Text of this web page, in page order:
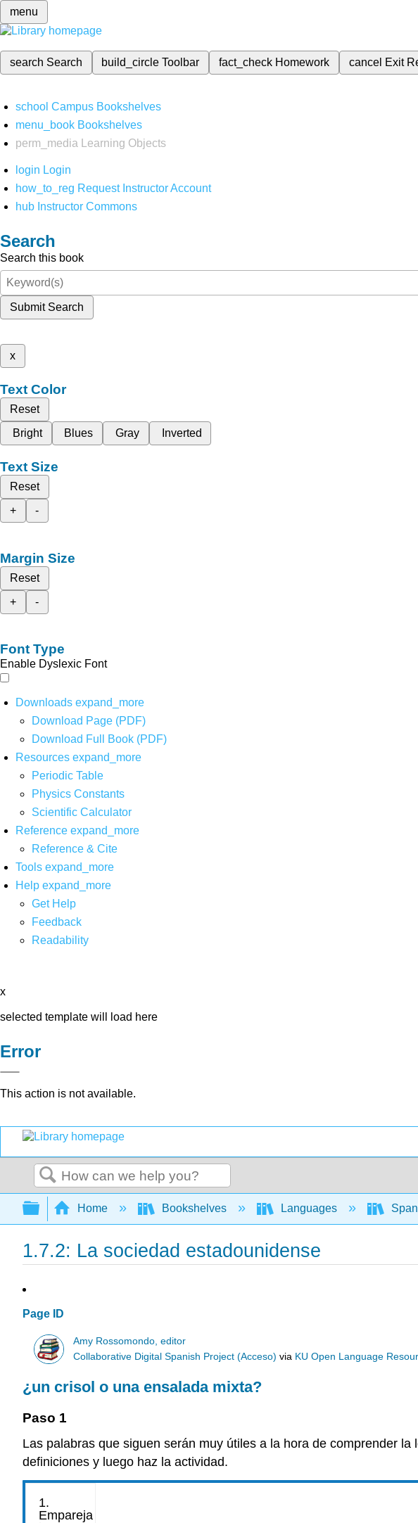
menu
search Search build_circleToolbar fact_check Homework cancel Exit
school Campus Bookshelves
menu_book Bookshelves
perm_media
Learning Objects
login Login
how_to_reg Request Instructor Account
hub Instructor Commons
Search
Search this book
Submit Search
x
Text Color
Reset
Bright
Blues Gray Inverted
Text Size
Reset
+
-
Margin Size
Reset
+
-
Font Type
Enable Dyslexic Font
Downloads expand_more
Download Page (PDF)
Download Full Book (PDF)
Resources expand_more
Periodic Table
Physics Constants
Scientific Calculator
Reference expand_more
Reference & Cite
Tools expand_more
Help expand_more
Get Help
Feedback
Readability
x
selected template will load here
Error
This action is not available.
Search
Expand/collapse global hierarchy
Home Bookshelves Languages
1.7.2: La sociedad estadounidense
Page ID
Amy Rossomondo, editor
Collaborative Digital Spanish Project (Acceso) via KU Open Language
¿un crisol o una ensalada mixta?
Paso 1
Las palabras que siguen serán muy útiles a la hora de comprender
definiciones y luego haz la actividad.